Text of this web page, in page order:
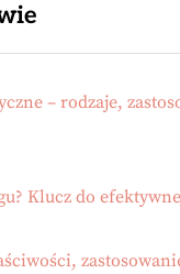
– rodzaje,
Klucz do